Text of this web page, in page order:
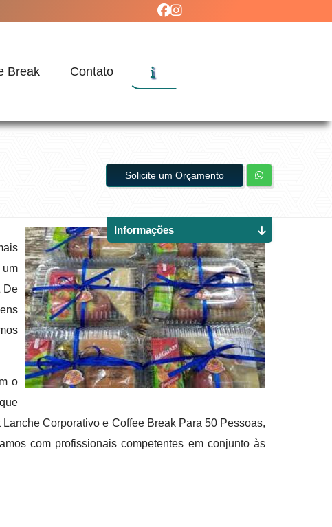
Break Contato
Solicite um Orçamento
um
De
o
Corporativo e Coffee Break Para 50 Pessoas,
com profissionais competentes em conjunto às
Informações